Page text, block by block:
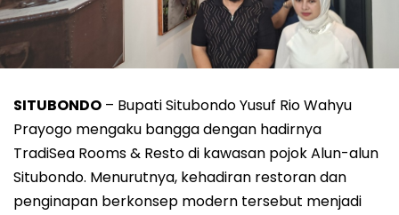
SITUBONDO – Bupati Situbondo Yusuf Rio Wahyu
Prayogo mengaku bangga dengan hadirnya
TradiSea Rooms & Resto di kawasan pojok Alun-alun
Situbondo. Menurutnya, kehadiran restoran dan
penginapan berkonsep modern tersebut menjadi